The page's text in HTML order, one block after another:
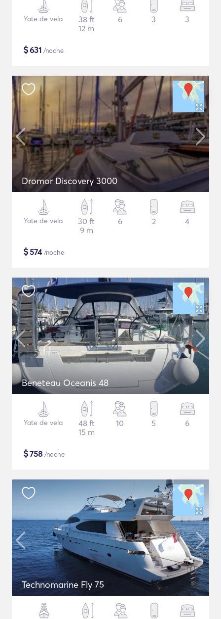
Yate de vela
38 ft
12 m
6 3 3
$631 /noche
Dromor Discovery 3000
Yate de vela
30 ft
9 m
6 2 4
$574/noche
Beneteau Oceanis 48
Yate de vela
48 ft
15 m
10 5 6
$758 /noche
Technomarine Fly 75